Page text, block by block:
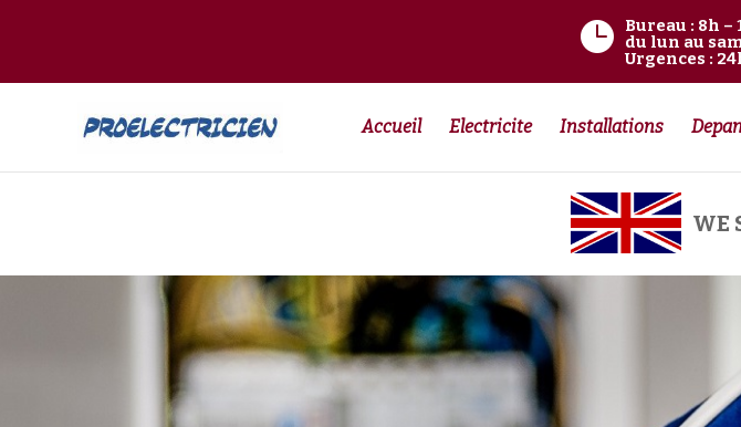
 Bureau : 8h –
du lun au
Urgences :
Accueil Electricite Installations
WE